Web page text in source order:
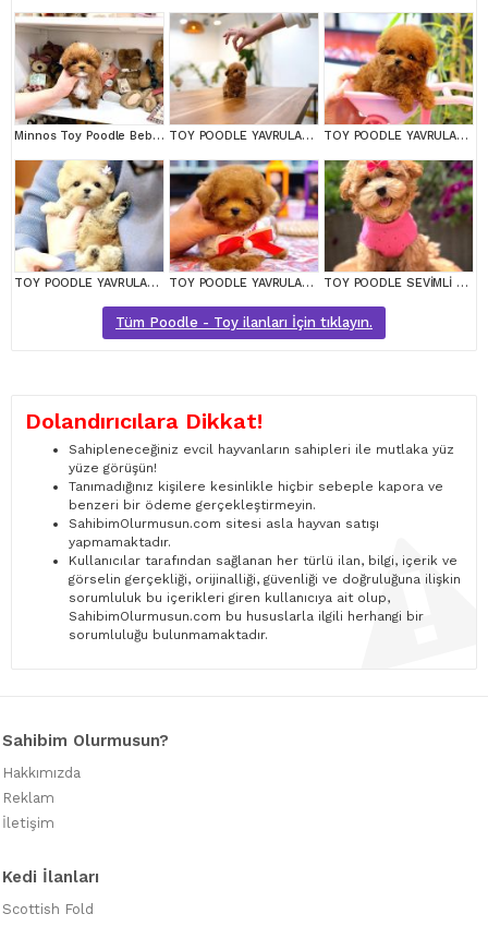
Minnos Toy Poodle Bebeklerimiz TOY POODLE YAVRULARIM TOY POODLE YAVRULARIM
TOY POODLE YAVRULARIM TOY POODLE YAVRULARIM TOY POODLE SEVİMLİ YAVRULAR EV ÜRETİMİ
Tüm Poodle - Toy ilanları İçin tıklayın.
Dolandırıcılara Dikkat!
Sahipleneceğiniz evcil hayvanların sahipleri ile mutlaka yüz
yüze görüşün!
Tanımadığınız kişilere kesinlikle hiçbir sebeple kapora ve
benzeri bir ödeme gerçekleştirmeyin.
SahibimOlurmusun.com sitesi asla hayvan satışı
yapmamaktadır.
Kullanıcılar tarafından sağlanan her türlü ilan, bilgi, içerik ve
görselin gerçekliği, orijinalliği, güvenliği ve doğruluğuna ilişkin
sorumluluk bu içerikleri giren kullanıcıya ait olup,
SahibimOlurmusun.com bu hususlarla ilgili herhangi bir
sorumluluğu bulunmamaktadır.
Sahibim Olurmusun?
Hakkımızda
Reklam
İletişim
Kedi İlanları
Scottish Fold